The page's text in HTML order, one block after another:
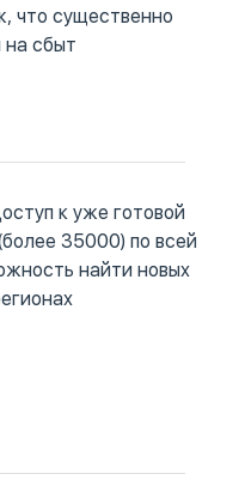
что существенно
сбыт
к уже готовой
35000) по всей
найти новых